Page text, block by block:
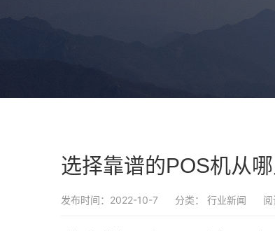
选择靠谱的POS机从
发布时间：2022-10-7 分类： 行业新闻